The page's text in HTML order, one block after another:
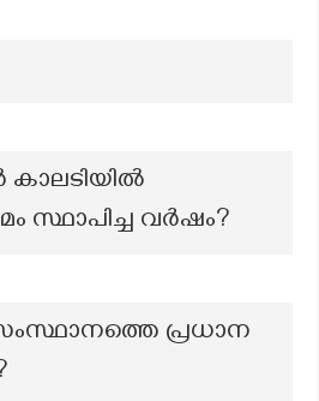
സ്ഥാപിച്ച വർഷം?
പ്രധാന